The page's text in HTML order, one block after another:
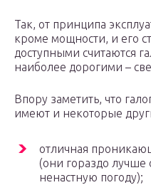
Так, от принципа
кроме мощности, и его
доступными считаются
наиболее дорогими –
Впору заметить, что
имеют и некоторые
отличная
(они гораздо лучше
ненастную погоду);